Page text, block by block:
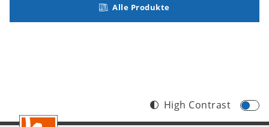
Alle Produkte
Footer
High Contrast